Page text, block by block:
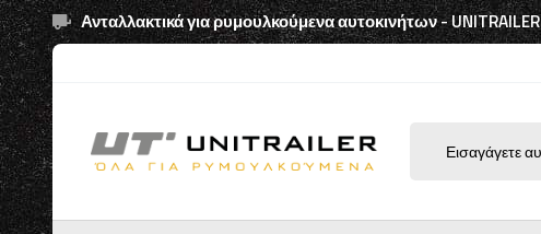
Ανταλλακτικά για ρυμουλκούμενα αυτοκινήτων - UNITRAILER